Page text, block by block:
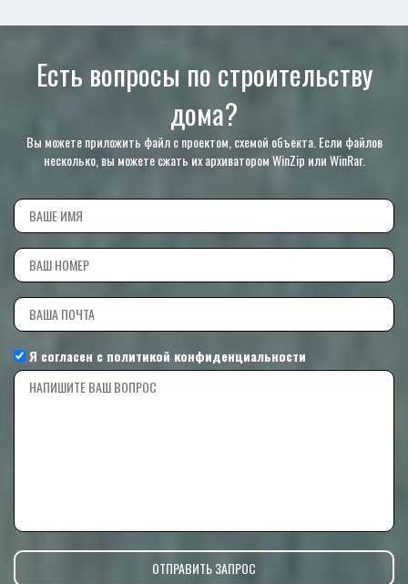
Есть вопросы по строительству
дома?
Вы можете приложить файл с проектом, схемой объекта. Если файлов
несколько, вы можете сжать их архиватором WinZip или WinRar.
Я согласен с политикой конфиденциальности